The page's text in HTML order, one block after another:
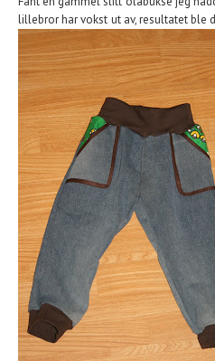
lillebror har vokst ut av, resultatet ble